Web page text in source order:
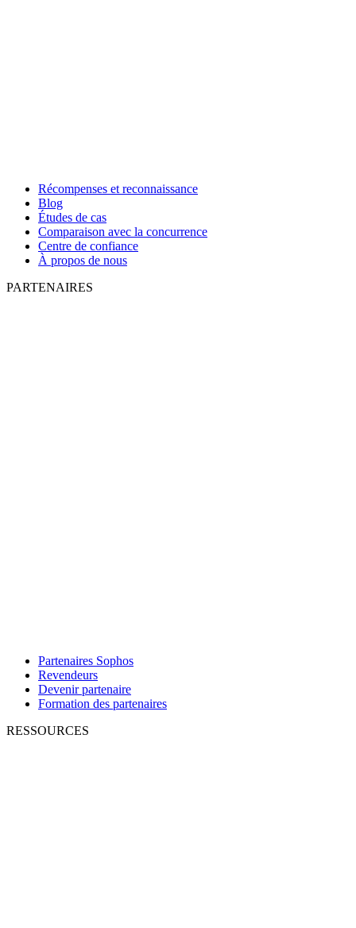
Récompenses et reconnaissance
Blog
Études de cas
Comparaison avec la concurrence
Centre de confiance
À propos de nous
PARTENAIRES
Partenaires Sophos
Revendeurs
Devenir partenaire
Formation des partenaires
RESSOURCES